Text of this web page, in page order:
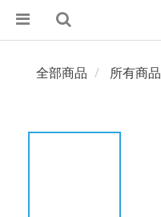
全部商品 所有商品